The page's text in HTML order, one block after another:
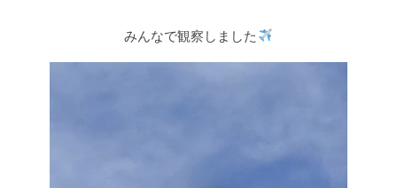
みんなで観察しました